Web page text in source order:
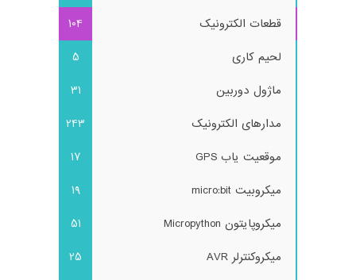
قطعات الکترونیک
104
لحیم کاری
5
ماژول دوربین
31
مدارهای الکترونیک
243
موقعیت یاب GPS
17
میکروبیت micro:bit
19
میکروپایتون Micropython
51
میکروکنترلر AVR
25